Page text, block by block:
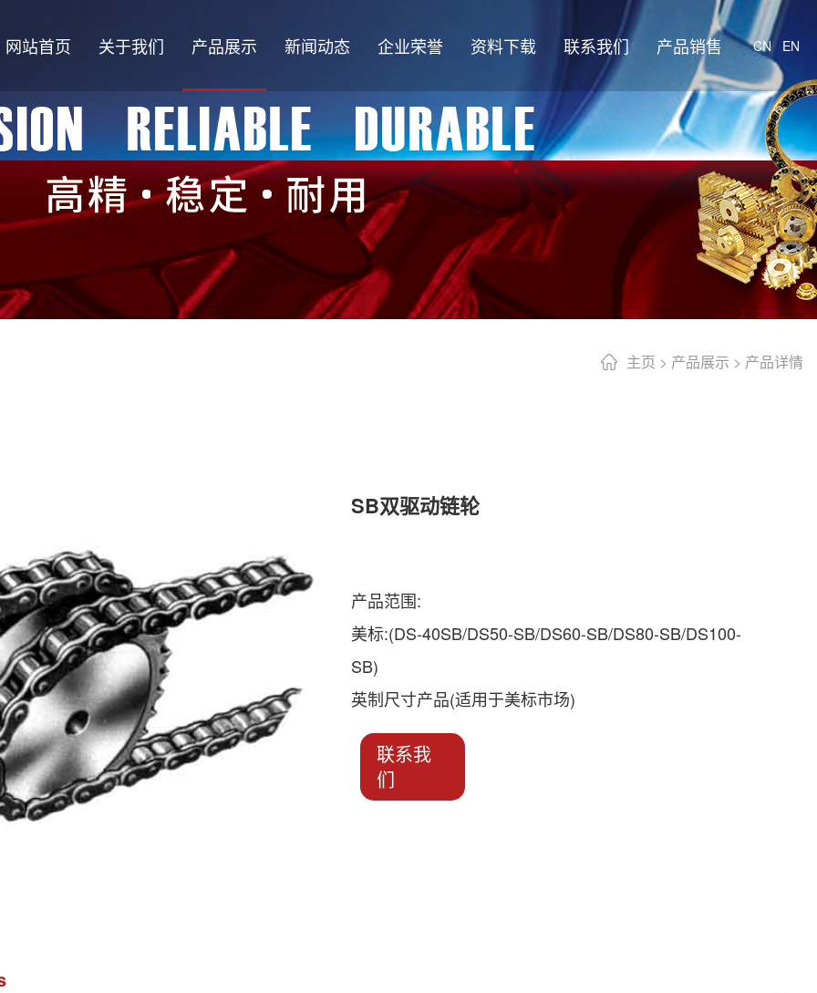
网站首页 关于我们 产品展示 新闻动态 企业荣誉 资料下载 联系我们 产品销售 CN EN
主页 > 产品展示 > 产品详情
SB双驱动链轮
产品范围:
美标:(DS-40SB/DS50-SB/DS60-SB/DS80-SB/DS100-
SB)
英制尺寸产品(适用于美标市场)
联系我
们